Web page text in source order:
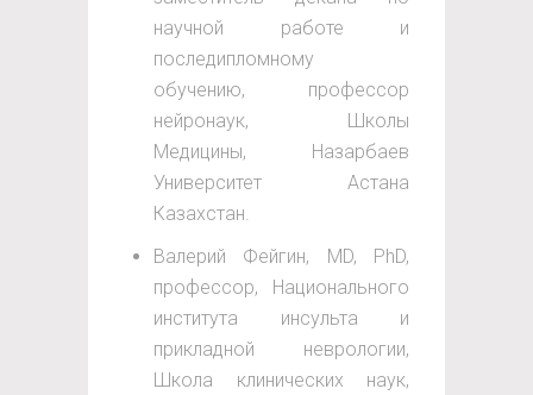
научной работе и
последипломному
обучению, профессор
нейронаук, Школы
Медицины, Назарбаев
Университет Астана
Казахстан.
Валерий Фейгин, MD, PhD,
профессор, Национального
института инсульта и
прикладной неврологии,
Школа клинических наук,